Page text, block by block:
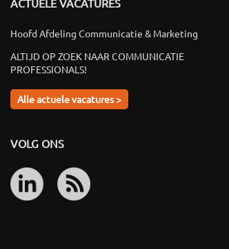
ACTUELE VACATURES
Hoofd Afdeling Communicatie & Marketing
ALTIJD OP ZOEK NAAR COMMUNICATIE
PROFESSIONALS!
Alle actuele vacatures >
VOLG ONS